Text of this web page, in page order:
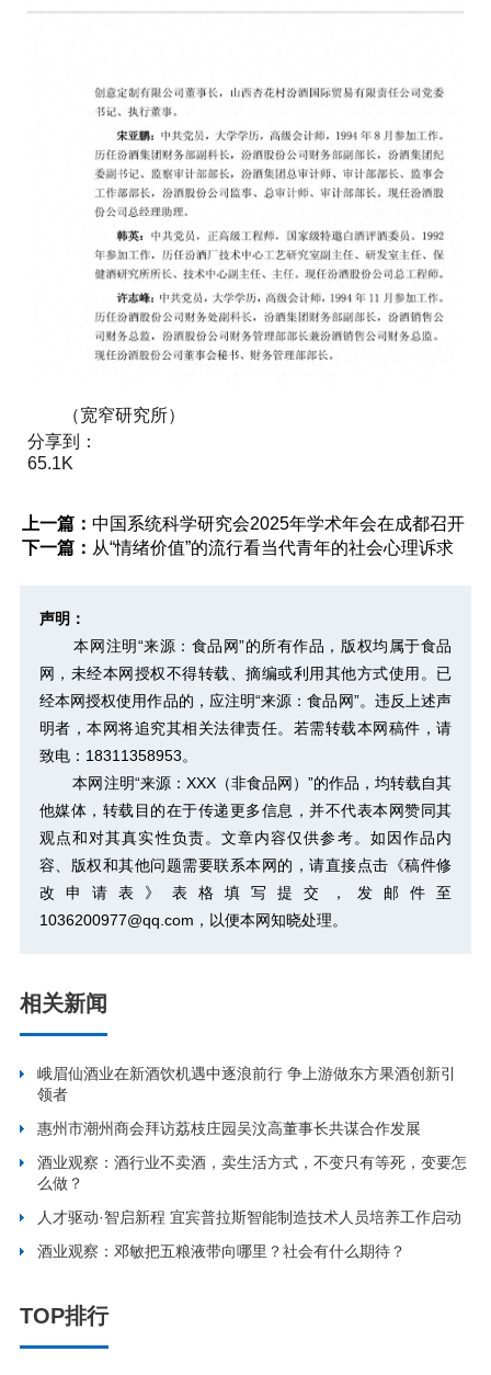
（宽窄研究所）
分享到：
65.1K
上一篇： 中国系统科学研究会2025年学术年会在成都召开
下一篇： 从“情绪价值”的流行看当代青年的社会心理诉求
声明：
本网注明“来源：食品网”的所有作品，版权均属于食品
网，未经本网授权不得转载、摘编或利用其他方式使用。已
经本网授权使用作品的，应注明“来源：食品网”。违反上述声
明者，本网将追究其相关法律责任。若需转载本网稿件，请
致电：18311358953。
本网注明“来源：XXX（非食品网）”的作品，均转载自其
他媒体，转载目的在于传递更多信息，并不代表本网赞同其
观点和对其真实性负责。文章内容仅供参考。如因作品内
容、版权和其他问题需要联系本网的，请直接点击 《稿件修
改申请表》 表格填写提交，发邮件至
1036200977@qq.com，以便本网知晓处理。
相关新闻
峨眉仙酒业在新酒饮机遇中逐浪前行 争上游做东方果酒创新引
领者
惠州市潮州商会拜访荔枝庄园吴汶高董事长共谋合作发展
酒业观察：酒行业不卖酒，卖生活方式，不变只有等死，变要怎
么做？
人才驱动·智启新程 宜宾普拉斯智能制造技术人员培养工作启动
酒业观察：邓敏把五粮液带向哪里？社会有什么期待？
TOP排行